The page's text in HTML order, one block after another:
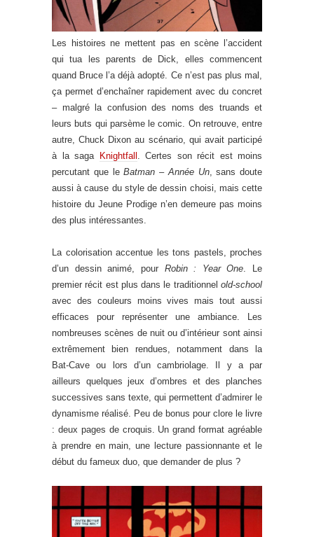
Les histoires ne mettent pas en scène l’accident
qui tua les parents de Dick, elles commencent
quand Bruce l’a déjà adopté. Ce n’est pas plus mal,
ça permet d’enchaîner rapidement avec du concret
– malgré la confusion des noms des truands et
leurs buts qui parsème le comic. On retrouve, entre
autre, Chuck Dixon au scénario, qui avait participé
à la saga Knightfall . Certes son récit est moins
percutant que leBatman – Année Un, sans doute
aussi à cause du style de dessin choisi, mais cette
histoire du Jeune Prodige n’en demeure pas moins
des plus intéressantes.
La colorisation accentue les tons pastels, proches
d’un dessin animé, pour Robin : Year One. Le
premier récit est plus dans le traditionnel old-school
avec des couleurs moins vives mais tout aussi
efficaces pour représenter une ambiance. Les
nombreuses scènes de nuit ou d’intérieur sont ainsi
extrêmement bien rendues, notamment dans la
Bat-Cave ou lors d’un cambriolage. Il y a par
ailleurs quelques jeux d’ombres et des planches
successives sans texte, qui permettent d’admirer le
dynamisme réalisé. Peu de bonus pour clore le livre
: deux pages de croquis. Un grand format agréable
à prendre en main, une lecture passionnante et le
début du fameux duo, que demander de plus ?